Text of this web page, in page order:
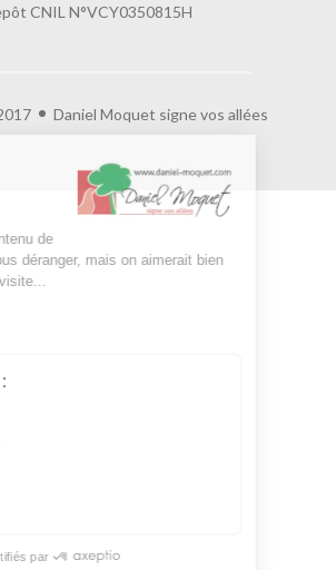
CNIL N°VCY0350815H
Daniel Moquet signe vos allées
que le contenu de
de vous déranger, mais on aimerait bien
votre visite...
cookies :
Google
d'audience
certifiés par